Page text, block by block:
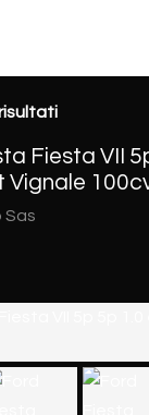
Fiesta VII
Vignale
Sas